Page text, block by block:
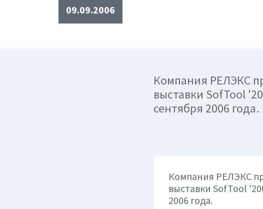
09.09.2006
Компания РЕЛЭКС
выставки SofTool
сентября 2006 года.
Компания РЕЛЭКС
выставки SofTool
2006 года.